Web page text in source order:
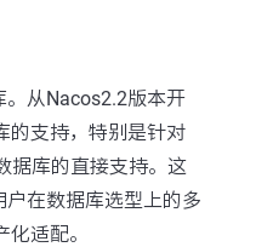
从Nacos2.2版本开
的支持，特别是针对
据库的直接支持。这
在数据库选型上的多
适配。